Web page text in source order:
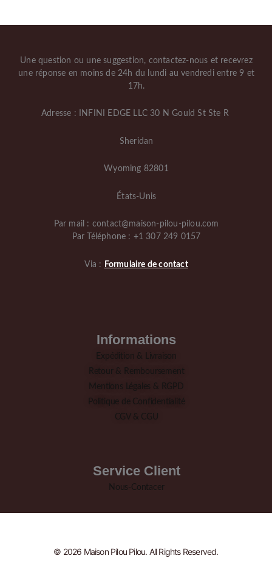
Une question ou une suggestion, contactez-nous et recevrez
une réponse en moins de 24h du lundi au vendredi entre 9 et
17h.
Adresse : INFINI EDGE LLC 30 N Gould St Ste R
Sheridan
Wyoming 82801
États-Unis
Par mail : contact@maison-pilou-pilou.com
Par Téléphone : +1 307 249 0157
Via : Formulaire de contact
Informations
Expédition & Livraison
Retour & Remboursement
Mentions Légales & RGPD
Politique de Confidentialité
CGV & CGU
Service Client
Nous-Contacer
© 2026 Maison Pilou Pilou. All Rights Reserved.